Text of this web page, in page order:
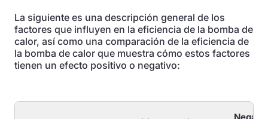
La siguiente es una descripción general de los
factores que influyen en la eficiencia de la bomba de
calor, así como una comparación de la eficiencia de
la bomba de calor que muestra cómo estos factores
tienen un efecto positivo o negativo: